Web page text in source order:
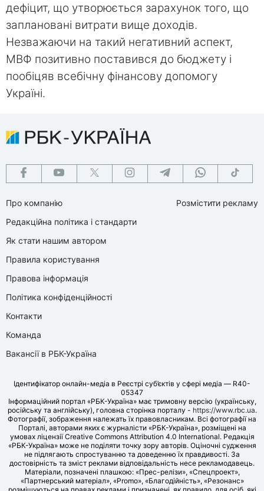
дефіцит, що утворюється зарахунок того, що
заплановані витрати вище доходів.
Незважаючи на такий негативний аспект,
МВФ позитивно поставився до бюджету і
пообіцяв всебічну фінансову допомогу
Україні.
Про компанію
Редакційна політика і стандарти
Як стати нашим автором
Правила користування
Правова інформація
Політика конфіденційності
Контакти
Команда
Вакансії в РБК-Україна
Розмістити рекламу
Ідентифікатор онлайн-медіа в Реєстрі суб’єктів у сфері медіа — R40-
05347
Інформаційний портал «РБК-Україна» має тримовну версію (українську,
російську та англійську), головна сторінка порталу - https://www.rbc.ua.
Фотографії, зображення належать їх правовласникам. Всі фотографії на
Порталі, авторами яких є журналісти «РБК-Україна», розміщені на
умовах ліцензії Creative Commons Attribution 4.0 International. Редакція
«РБК-Україна» може не поділяти точку зору авторів. Оціночні судження
не підлягають спростуванню та доведенню їх правдивості. За
достовірність та зміст реклами відповідальність несе рекламодавець.
Матеріали, позначені плашкою: «Прес-релізи», «Спецпроект»,
«Партнерський матеріал», «Promo», «Благодійність», «Резонанс»